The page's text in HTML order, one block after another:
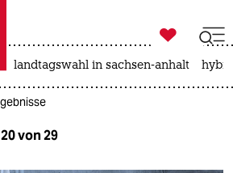
taz zahl ich
zahl ich

taz zahl ich
landtagswahl in sachsen-anhalt
von 29